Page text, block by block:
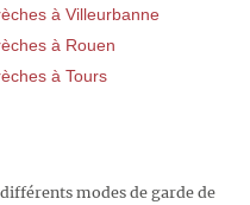
à Villeurbanne
à Rouen
à Tours
modes de garde de